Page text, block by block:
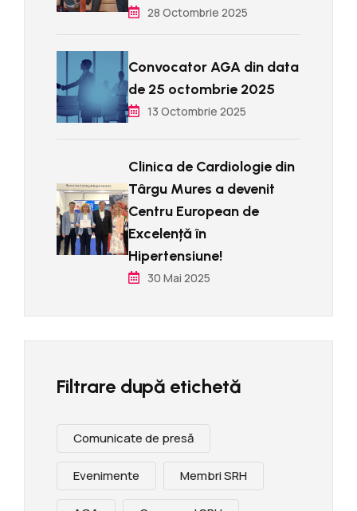
28 Octombrie 2025
13 Octombrie 2025
Convocator AGA din data
de 25 octombrie 2025
30 Mai 2025
Clinica de Cardiologie din
Târgu Mures a devenit
Centru European de
Excelențǎ în
Hipertensiune!
Filtrare după etichetă
Comunicate de presă
Evenimente Membri SRH